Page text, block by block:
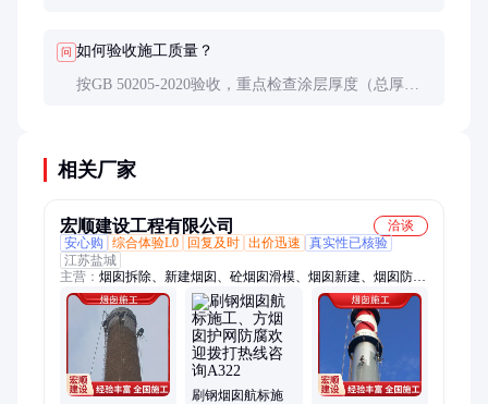
问 如何验收施工质量？
按GB 50205-2020验收，重点检查涂层厚度（总厚度
相关厂家
宏顺建设工程有限公司
洽谈
安心购
综合体验L0 回复及时 出价迅速
真实性已核验
江苏盐城
主营： 烟囱拆除、新建烟囱、砼烟囱滑模、烟囱新建、烟囱防
腐、烟囱美化、烟囱维修、烟囱加固、烟囱彩绘、冷却塔美化、
冷却塔新建、冷却塔彩绘
刷钢烟囱航标施